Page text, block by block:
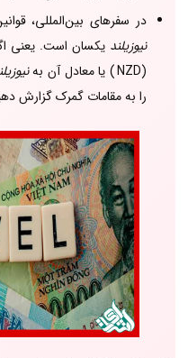
در سفرهای بین‌المللی،
نیوزیلند
(NZD )
یا معادل آن به
را به مقامات گمرک گزارش